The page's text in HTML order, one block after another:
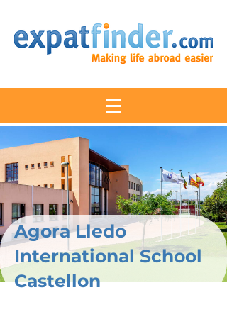
Agora Lledo
International School
Castellon